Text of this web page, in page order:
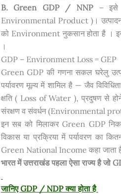
B. Green GDP / NNP– इसे
Environmental Product )। उत्पादन
को Environment नुकसान होता है ।
।
GDP – Environment Loss = GEP
Green GDP की गणना सकल घरेलु
पर्यावरण मूल्य में शामिल है — जैव
क्षति ( Loss of Water ), प्रदुषण से
संरक्षण व संवर्धन (Environmental
इन सब को मिलाकर Green GDP
विकास या प्रक्रिया में पर्यावरण का
Green National Income कहा जाता
भारत में उत्तराखंड पहला ऐसा राज्य है
जानिए GDP / NDP क्या होता है